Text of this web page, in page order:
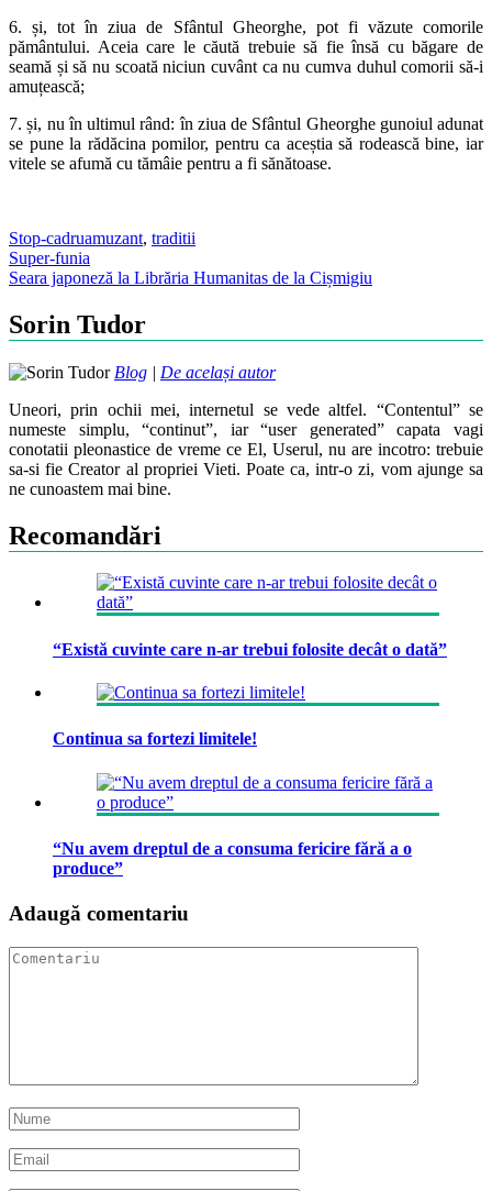
6. și, tot în ziua de Sfântul Gheorghe, pot fi văzute comorile
pământului. Aceia care le căută trebuie să fie însă cu băgare de
seamă și să nu scoată niciun cuvânt ca nu cumva duhul comorii să-i
amuțească;
7. și, nu în ultimul rând: în ziua de Sfântul Gheorghe gunoiul adunat
se pune la rădăcina pomilor, pentru ca aceștia să rodească bine, iar
vitele se afumă cu tămâie pentru a fi sănătoase.
Stop-cadruamuzant, traditii
Post
navigation
Super-funia
Seara japoneză la Librăria Humanitas de la Cișmigiu
Sorin Tudor
Blog | De același autor
Uneori, prin ochii mei, internetul se vede altfel. “Contentul” se
numeste simplu, “continut”, iar “user generated” capata vagi
conotatii pleonastice de vreme ce El, Userul, nu are incotro: trebuie
sa-si fie Creator al propriei Vieti. Poate ca, intr-o zi, vom ajunge sa
ne cunoastem mai bine.
Recomandări
“Există cuvinte care n-ar trebui folosite decât o dată”
Continua sa fortezi limitele!
“Nu avem dreptul de a consuma fericire fără a o
produce”
Adaugă comentariu